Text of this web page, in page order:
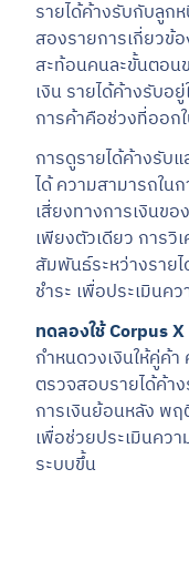
รายได้ค้างรับกับลูก
สองรายการเกี่ยวข้
สะท้อนคนละขั้นตอน
เงิน รายได้ค้างรับ
การค้าคือช่วงที่ออก
การดูรายได้ค้างรับ
ได้ ความสามารถใน
เสี่ยงทางการเงินข
เพียงตัวเดียว การวิ
สัมพันธ์ระหว่างราย
ชำระ เพื่อประเมินค
ทดลองใช้ Corpus
กำหนดวงเงินให้คู่ค้า
ตรวจสอบรายได้ค้า
การเงินย้อนหลัง พฤ
เพื่อช่วยประเมินคว
ระบบขึ้น